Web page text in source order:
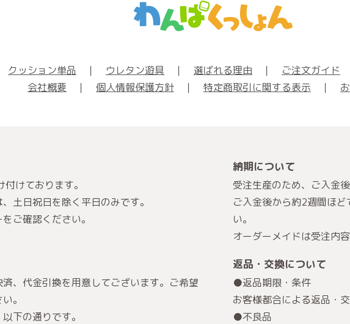
クッション単品 ｜ ウレタン遊具 ｜ 選ばれる理由 ｜ ご注文ガイド
会社概要 ｜ 個人情報保護方針 ｜ 特定商取引に関する表示 ｜
けております。
土日祝日を除く平日のみです。
ご確認ください。
、代金引換を用意してございます。ご希望
。
下の通りです。
納期について
受注生産のため、ご入金
ご入金後から約2週間ほ
い。
オーダーメイドは受注内
返品・交換について
●返品期限・条件
お客様都合による返品・
●不良品